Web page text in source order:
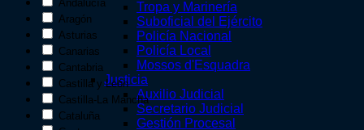
Tropa y Marinería
Suboficial del Ejército
Policía Nacional
Policía Local
Mossos d'Esquadra
Justicia
Auxilio Judicial
Secretario Judicial
Gestión Procesal
Andalucía
Aragón
Asturias
Canarias
Cantabria
Castilla y León
Castilla-La Mancha
Cataluña